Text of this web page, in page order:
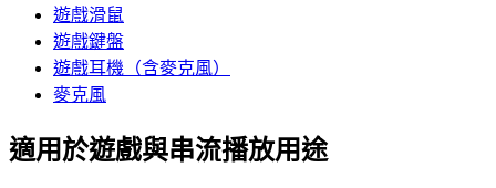
遊戲滑鼠
遊戲鍵盤
遊戲耳機（含麥克風）
麥克風
適用於遊戲與串流播放用途